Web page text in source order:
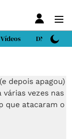
Vídeos DN Sport